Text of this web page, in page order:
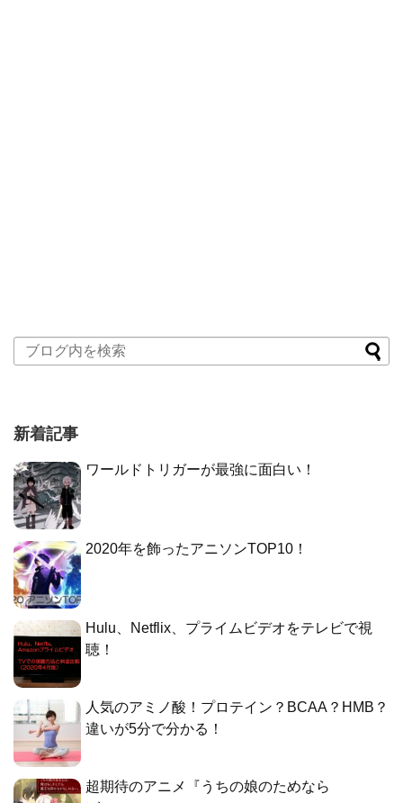
新着記事
ワールドトリガーが最強に面白い！
2020年を飾ったアニソンTOP10！
Hulu、Netflix、プライムビデオをテレビで視
聴！
人気のアミノ酸！プロテイン？BCAA？HMB？
違いが5分で分かる！
超期待のアニメ『うちの娘のためなら